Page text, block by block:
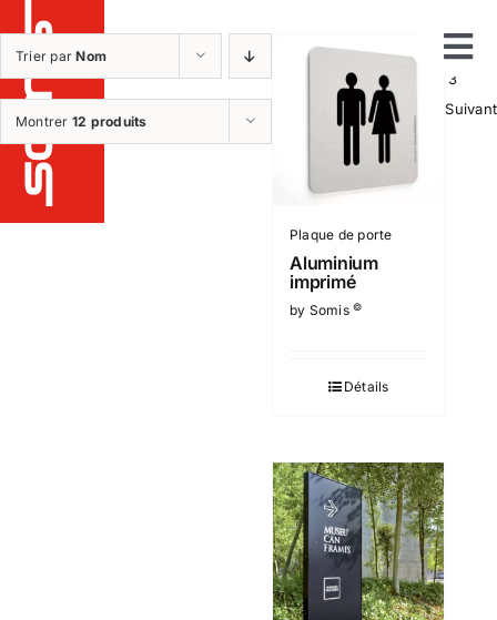
contenu
Notre métier
Fabrication
Nos plus
Trier parNom
Montrer 12 produits
Plaque de porte
Aluminium
imprimé
by Somis©
Détails
1
2
3
Suivant